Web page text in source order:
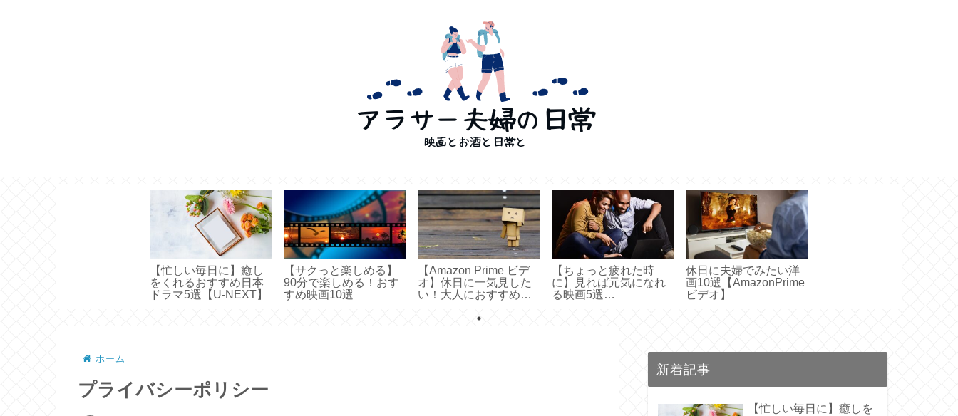
【忙しい毎日に】癒し
をくれるおすすめ日本
ドラマ5選【U-NEXT】
【サクっと楽しめる】
90分で楽しめる！おす
すめ映画10選
【Amazon Prime ビデ
オ】休日に一気見した
い！大人におすすめの
【ちょっと疲れた時
に】見れば元気になれ
る映画5選
休日に夫婦でみたい洋
画10選【AmazonPrime
ビデオ】
ホーム
プライバシーポリシー
新着記事
【忙しい毎日に】癒しを